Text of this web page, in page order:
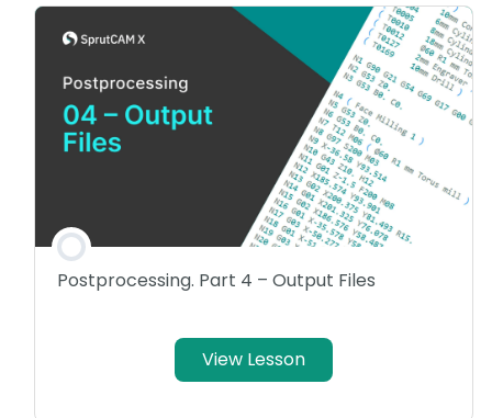
Postprocessing. Part 4 – Output Files
View Lesson